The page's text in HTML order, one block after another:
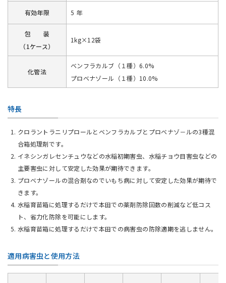
有効年限 5 年
包 装
（1ケース）
1kg×12袋
化管法
ベンフラカルブ（１種）6.0%
プロベナゾール（１種）10.0%
特長
クロラントラニリプロールとベンフラカルブとプロベナゾ－ルの3種混
合箱処理剤です。
イネシンガレセンチュウなどの水稲初期害虫、水稲チョウ目害虫などの
主要害虫に対して安定した効果が期待できます。
プロベナゾールの混合剤なのでいもち病に対して安定した効果が期待で
きます。
水稲育苗箱に処理するだけで本田での薬剤防除回数の削減など低コス
ト、省力化防除を可能にします。
水稲育苗箱に処理するだけで本田での病害虫の防除適期を逃しません。
適用病害虫と使用方法